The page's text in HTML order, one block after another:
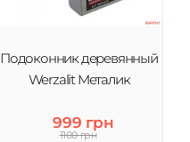
Подоконник деревянный
Werzalit Металик
999 грн
1100 грн